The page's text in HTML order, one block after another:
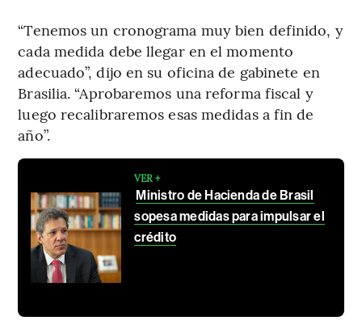
“Tenemos un cronograma muy bien definido, y
cada medida debe llegar en el momento
adecuado”, dijo en su oficina de gabinete en
Brasilia. “Aprobaremos una reforma fiscal y
luego recalibraremos esas medidas a fin de
año”.
VER +
Ministro de Hacienda de Brasil
sopesa medidas para impulsar el
crédito